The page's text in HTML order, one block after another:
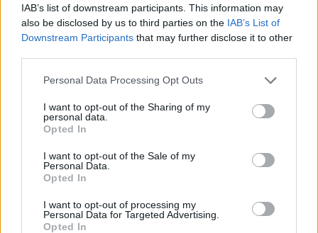
IAB’s list of downstream participants. This information may
also be disclosed by us to third parties on the IAB’s List of
Downstream Participants that may further disclose it to other
Personal Data Processing Opt Outs
I want to opt-out of the Sharing of my
personal data.
Opted In
I want to opt-out of the Sale of my
Personal Data.
Opted In
I want to opt-out of processing my
Personal Data for Targeted Advertising.
Opted In